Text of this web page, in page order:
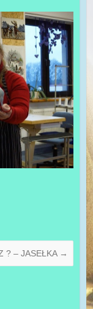
? – JASEŁKA →